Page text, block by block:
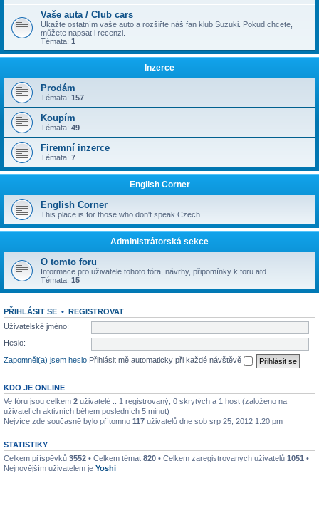
Vaše auta / Club cars
Ukažte ostatním vaše auto a rozšiřte náš fan klub Suzuki. Pokud chcete,
můžete napsat i recenzi.
Témata: 1
Inzerce
Prodám
Témata: 157
Koupím
Témata: 49
Firemní inzerce
Témata: 7
English Corner
English Corner
This place is for those who don't speak Czech
Administrátorská sekce
O tomto foru
Informace pro uživatele tohoto fóra, návrhy, připomínky k foru atd.
Témata: 15
PŘIHLÁSIT SE • REGISTROVAT
Uživatelské jméno:
Heslo:
Zapomněl(a) jsem heslo Přihlásit mě automaticky při každé návštěvě
KDO JE ONLINE
Ve fóru jsou celkem 2 uživatelé :: 1 registrovaný, 0 skrytých a 1 host (založeno na
uživatelích aktivních během posledních 5 minut)
Nejvíce zde současně bylo přítomno 117 uživatelů dne sob srp 25, 2012 1:20 pm
STATISTIKY
Celkem příspěvků 3552 • Celkem témat 820 • Celkem zaregistrovaných uživatelů 1051 •
Nejnovějším uživatelem je Yoshi